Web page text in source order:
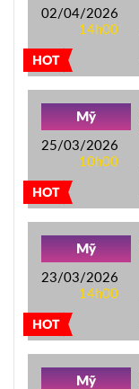
HOT
02/04/2026
14h00
HOT
Mỹ
25/03/2026
10h00
HOT
Mỹ
23/03/2026
14h00
Mỹ